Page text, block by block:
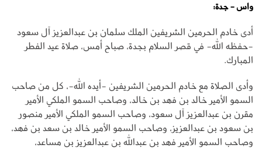
واس - جدة:
أدى خادم الحرمين الشريفين الملك سلمان بن عبدالعزيز آل سعود
-حفظه الله- في قصر السلام بجدة، صباح أمس، صلاة عيد الفطر
المبارك.
وأدى الصلاة مع خادم الحرمين الشريفين -أيده الله-، كل من صاحب
السمو الأمير خالد بن فهد بن خالد، وصاحب السمو الملكي الأمير
مقرن بن عبدالعزيز آل سعود، وصاحب السمو الملكي الأمير منصور
بن سعود بن عبدالعزيز، وصاحب السمو الأمير خالد بن سعد بن فهد،
وصاحب السمو الأمير فهد بن عبدالله بن عبدالعزيز بن مساعد،